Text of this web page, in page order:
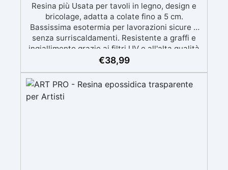
Resina più Usata per tavoli in legno, design e
bricolage, adatta a colate fino a 5 cm.
Bassissima esotermia per lavorazioni sicure e
senza surriscaldamenti. Resistente a graffi e
ingiallimento grazie ai filtri UV e all'alta qualità
meccanica. Bassa viscosità per eliminare bolle
BPA/VOC free e certificata per il contatto
prolungato con la pelle.
€38,99